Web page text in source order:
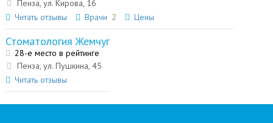
Пенза, ул. Кирова, 16
Читать отзывы
Врачи 2 Цены
Стоматология Жемчуг
28-е место в рейтинге
Пенза, ул. Пушкина, 45
Читать отзывы